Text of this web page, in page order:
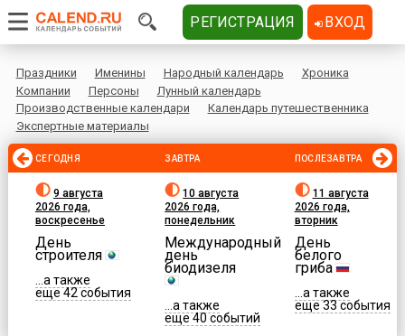
Праздники Именины Народный календарь
Хроника
Компании
Персоны
Лунный календарь
Производственные календари
Календарь путешественника
Экспертные материалы
СЕГОДНЯ
9 августа
2026 года,
воскресенье
День
строителя
...а также
еще 42 события
ЗАВТРА
10 августа
2026 года,
понедельник
Международный
день
биодизеля
...а также
еще 40 событий
ПОСЛЕЗАВТРА
11 августа
2026 года,
вторник
День
белого
гриба
...а также
еще 33 события
РЕГИСТРАЦИЯ ВХОД